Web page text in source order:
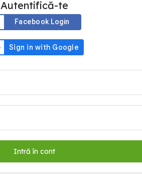
Autentifică-te
Facebook Login